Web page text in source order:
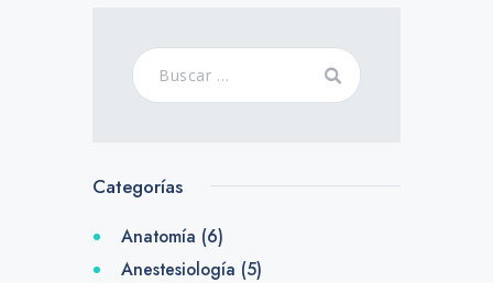
Categorías
Anatomía (6)
Anestesiología (5)